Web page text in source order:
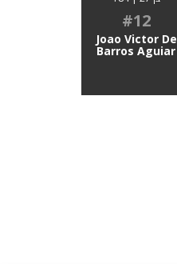
#12
Joao Victor De
Barros Aguiar